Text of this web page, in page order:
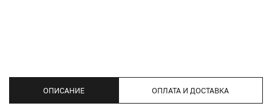
ОПИСАНИЕ ОПЛАТА И ДОСТАВКА